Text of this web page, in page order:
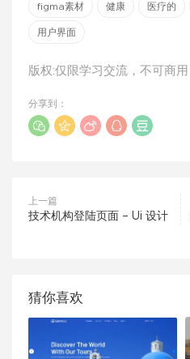
figma素材 健康 医疗的
用户界面
版权:仅限学习交流，不可商用
分享到：
上一篇
技术机构登陆页面 – Ui 设计
猜你喜欢